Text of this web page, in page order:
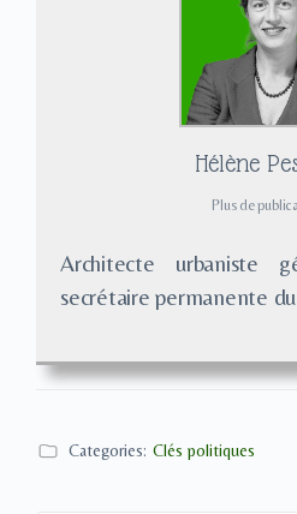
Hélène
Plus de
Architecte urbaniste
secrétaire permanente
Categories: Clés politiques